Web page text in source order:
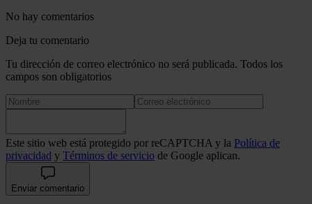
No hay comentarios
Deja tu comentario
Tu dirección de correo electrónico no será publicada. Todos los
campos son obligatorios
Este sitio web está protegido por reCAPTCHA y la Política de
privacidad y Términos de servicio de Google aplican.
Enviar comentario